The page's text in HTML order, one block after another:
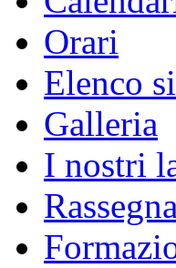
Orari
Elenco
Galleria
I nostri